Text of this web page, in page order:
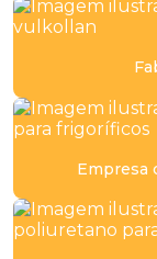
Empresa de
Empresa de
Empresa de
Empresa de
Empresa